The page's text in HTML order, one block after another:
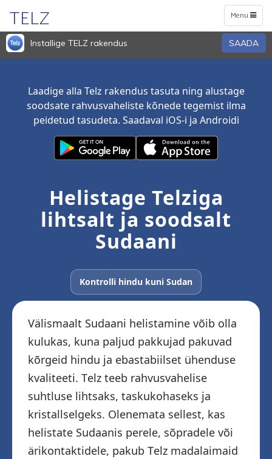
Toggle
navigation
Menu
TELZ
Installige TELZ rakendus SAADA
Laadige alla Telz rakendus tasuta ning alustage
soodsate rahvusvaheliste kõnede tegemist ilma
peidetud tasudeta. Saadaval iOS-i ja Androidi
Helistage Telziga
lihtsalt ja soodsalt
Sudaani
Kontrolli hindu kuni Sudan
Välismaalt Sudaani helistamine võib olla
kulukas, kuna paljud pakkujad pakuvad
kõrgeid hindu ja ebastabiilset ühenduse
kvaliteeti. Telz teeb rahvusvahelise
suhtluse lihtsaks, taskukohaseks ja
kristallselgeks. Olenemata sellest, kas
helistate Sudaanis perele, sõpradele või
ärikontaktidele, pakub Telz madalaimaid